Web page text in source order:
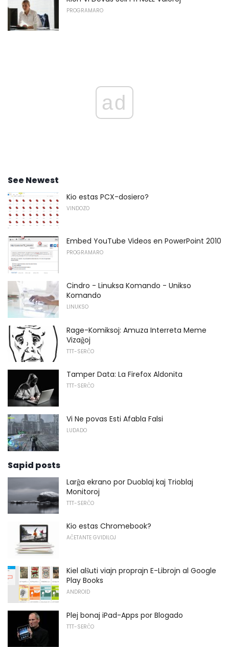
PROGRAMARO
ad
See Newest
Kio estas PCX-dosiero?
VINDOZO
Embed YouTube Videos en PowerPoint 2010
PROGRAMARO
Cindro - Linuksa Komando - Unikso
Komando
LINUKSO
Rage-Komiksoj: Amuza Interreta Meme
Vizaĝoj
TTT-SERĈO
Tamper Data: La Firefox Aldonita
TTT-SERĈO
Vi Ne povas Esti Afabla Falsi
LUDADO
Sapid posts
Larĝa ekrano por Duoblaj kaj Trioblaj
Monitoroj
TTT-SERĈO
Kio estas Chromebook?
AĈETANTE GVIDILOJ
Kiel alŝuti viajn proprajn E-Librojn al Google
Play Books
ANDROID
Plej bonaj iPad-Apps por Blogado
TTT-SERĈO